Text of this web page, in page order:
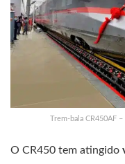
Trem-bala CR450AF
O CR450 tem atingido